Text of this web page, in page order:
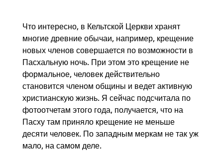
Что интересно, в Кельтской Церкви хранят
многие древние обычаи, например, крещение
новых членов совершается по возможности в
Пасхальную ночь. При этом это крещение не
формальное, человек действительно
становится членом общины и ведет активную
христианскую жизнь. Я сейчас подсчитала по
фотоотчетам этого года, получается, что на
Пасху там приняло крещение не меньше
десяти человек. По западным меркам не так уж
мало, на самом деле.